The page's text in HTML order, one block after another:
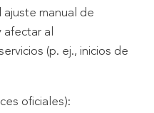
manual de
al
(p. ej., inicios de
oficiales):